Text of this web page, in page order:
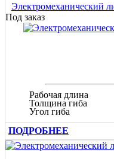
Электромеханический
Под заказ
Рабочая длина
Толщина гиба
Угол гиба
ПОДРОБНЕЕ